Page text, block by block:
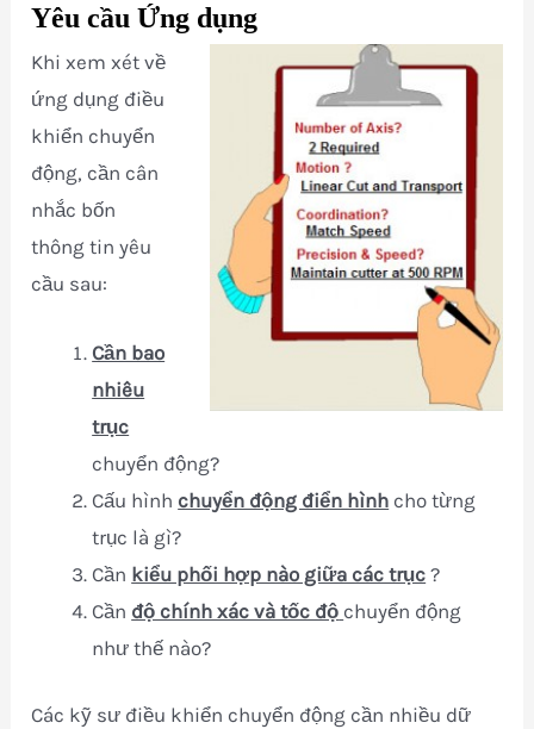
Yêu cầu Ứng dụng
Khi xem xét về
ứng dụng điều
khiển chuyển
động, cần cân
nhắc bốn
thông tin yêu
cầu sau:
Cần bao
nhiêu
trục
chuyển động?
Cấu hình chuyển động điển hình cho từng
trục là gì?
Cần kiểu phối hợp nào giữa các trục ?
Cần độ chính xác và tốc độ chuyển động
như thế nào?
Các kỹ sư điều khiển chuyển động cần nhiều dữ